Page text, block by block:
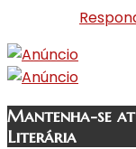
Mantenha-se
Literária